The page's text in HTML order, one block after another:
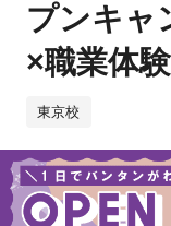
プンキャ
×職業体
東京校